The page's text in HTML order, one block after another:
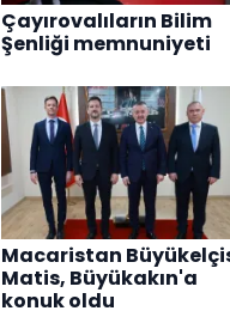
Çayırovalıların Bilim
Şenliği memnuniyeti
Macaristan
Matis, Büyükakın'a
konuk oldu